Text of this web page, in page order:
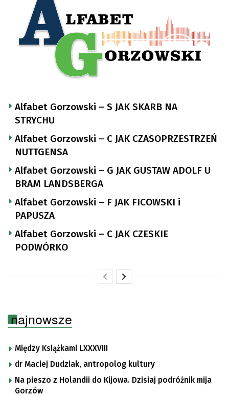
Alfabet Gorzowski – S JAK SKARB NA
STRYCHU
Alfabet Gorzowski – C JAK CZASOPRZESTRZEŃ
NUTTGENSA
Alfabet Gorzowski – G JAK GUSTAW ADOLF U
BRAM LANDSBERGA
Alfabet Gorzowski – F JAK FICOWSKI i
PAPUSZA
Alfabet Gorzowski – C JAK CZESKIE
PODWÓRKO
najnowsze
Między Książkami LXXXVIII
dr Maciej Dudziak, antropolog kultury
Na pieszo z Holandii do Kijowa. Dzisiaj podróżnik mija
Gorzów